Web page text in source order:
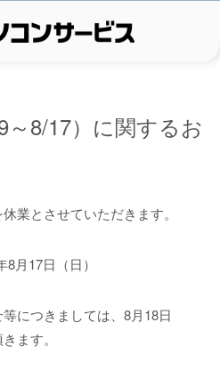
～8/17）に関するお
業とさせていただきます。
月17日（日）
につきましては、8月18日
ます。